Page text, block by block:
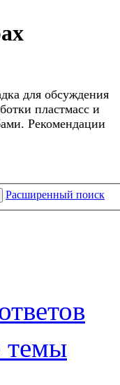
для обсуждения
пластмасс и
Рекомендации
Расширенный поиск
темы